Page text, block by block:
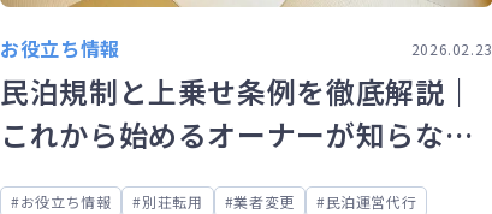
お役立ち情報 2026.02.23
民泊規制と上乗せ条例を徹底解説｜
これから始めるオーナーが知らない
と危険なポイント
お役立ち情報 別荘転用 業者変更 民泊運営代行